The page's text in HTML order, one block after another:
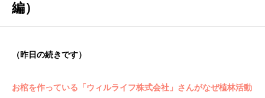
編）
（昨日の続きです）
お棺を作っている「ウィルライフ株式会社」さんがなぜ植林活動